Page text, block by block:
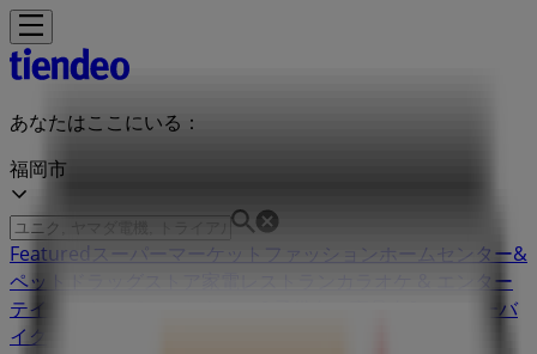
あなたはここにいる：
福岡市
Featured スーパーマーケット ファッション ホームセンター&
ペット
カラオケ & エンター
テイメント
車&モーターバ
イク